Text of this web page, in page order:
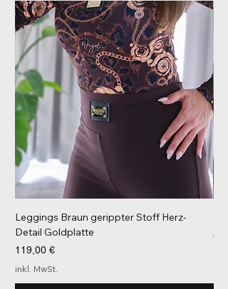
Leggings Braun gerippter Stoff Herz-
Detail Goldplatte
Preis
119,00 €
inkl. MwSt.